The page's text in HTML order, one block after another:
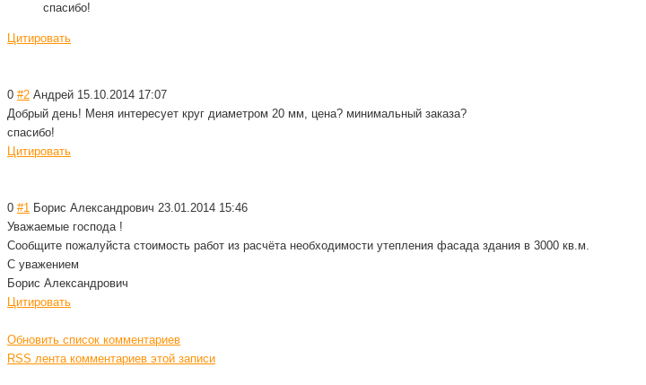
спасибо!
Цитировать
0 #2 Андрей 15.10.2014 17:07
Добрый день! Меня интересует круг диаметром 20 мм, цена? минимальный заказа?
спасибо!
Цитировать
0 #1 Борис Александрович 23.01.2014 15:46
Уважаемые господа !
Сообщите пожалуйста стоимость работ из расчёта необходимости утепления фасада здания в 3000 кв.м.
C уважением
Борис Александрович
Цитировать
Обновить список комментариев
RSS лента комментариев этой записи